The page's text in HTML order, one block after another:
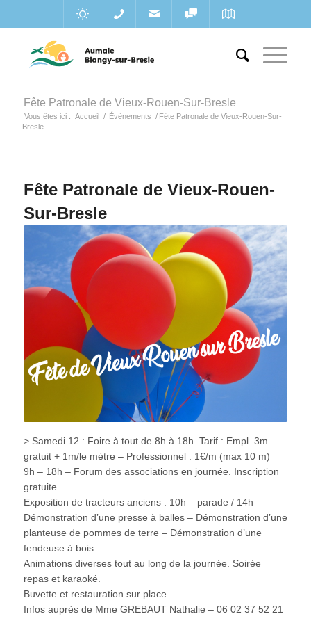
Fête Patronale de Vieux-Rouen-Sur-Bresle
Vous êtes ici : Accueil / Évènements / Fête Patronale de Vieux-Rouen-Sur-
Bresle
Fête Patronale de Vieux-Rouen-
Sur-Bresle
> Samedi 12 : Foire à tout de 8h à 18h. Tarif : Empl. 3m
gratuit + 1m/le mètre – Professionnel : 1€/m (max 10 m)
9h – 18h – Forum des associations en journée. Inscription
gratuite.
Exposition de tracteurs anciens : 10h – parade / 14h –
Démonstration d’une presse à balles – Démonstration d’une
planteuse de pommes de terre – Démonstration d’une
fendeuse à bois
Animations diverses tout au long de la journée. Soirée
repas et karaoké.
Buvette et restauration sur place.
Infos auprès de Mme GREBAUT Nathalie – 06 02 37 52 21